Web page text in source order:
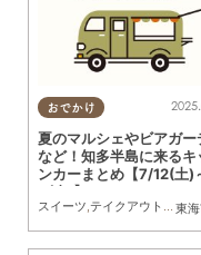
おでかけ
夏のマルシェやビアガー
など！知多半島に来るキ
ンカーまとめ【7/12(土)
8(金)】
スイーツ テイクアウト キッ